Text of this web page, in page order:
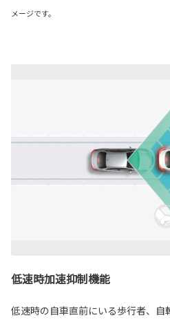
メージです。
低速時加速抑制機能
低速時の自車直前にいる歩行者、